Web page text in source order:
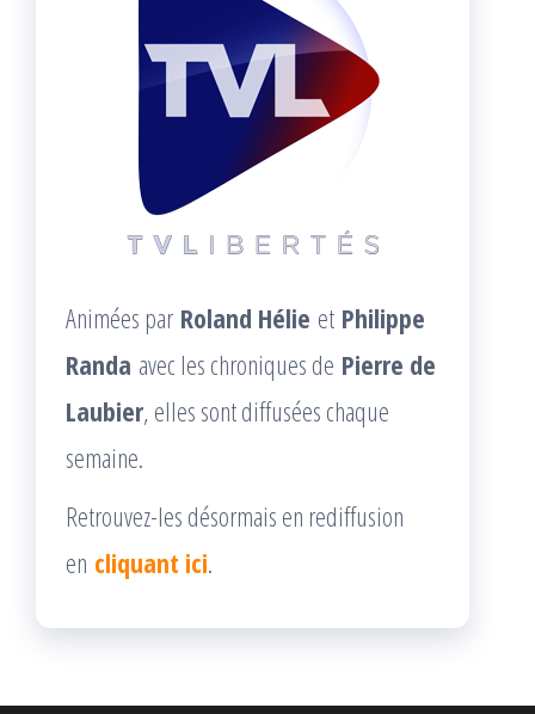
Animées par Roland Hélie et Philippe
Randa avec les chroniques de Pierre de
Laubier, elles sont diffusées chaque
semaine.
Retrouvez-les désormais en rediffusion
en cliquant ici.